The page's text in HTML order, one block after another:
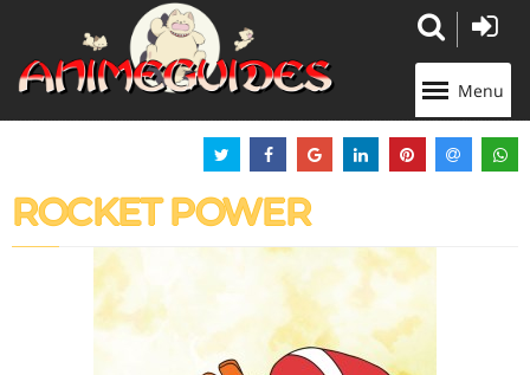
Menu
ROCKET POWER
Panneau de gestion des cookies